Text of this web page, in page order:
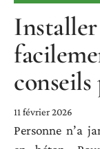
11 février 2026
Personne n’a